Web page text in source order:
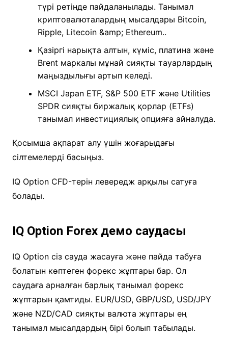
түрі ретінде пайдаланылады. Танымал
криптовалюталардың мысалдары Bitcoin,
Ripple, Litecoin &amp; Ethereum..
Қазіргі нарықта алтын, күміс, платина және
Brent маркалы мұнай сияқты тауарлардың
маңыздылығы артып келеді.
MSCI Japan ETF, S&P 500 ETF және Utilities
SPDR сияқты биржалық қорлар (ETFs)
танымал инвестициялық опцияға айналуда.
Қосымша ақпарат алу үшін жоғарыдағы
сілтемелерді басыңыз.
IQ Option CFD-терін левередж арқылы сатуға
болады.
IQ Option Forex демо саудасы
IQ Option сіз сауда жасауға және пайда табуға
болатын көптеген форекс жұптары бар. Ол
саудаға арналған барлық танымал форекс
жұптарын қамтиды. EUR/USD, GBP/USD, USD/JPY
және NZD/CAD сияқты валюта жұптары ең
танымал мысалдардың бірі болып табылады.